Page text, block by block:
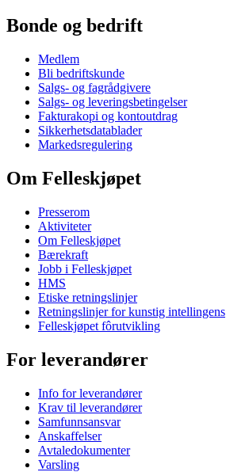
Bonde og bedrift
Medlem
Bli bedriftskunde
Salgs- og fagrådgivere
Salgs- og leveringsbetingelser
Fakturakopi og kontoutdrag
Sikkerhetsdatablader
Markedsregulering
Om Felleskjøpet
Presserom
Aktiviteter
Om Felleskjøpet
Bærekraft
Jobb i Felleskjøpet
HMS
Etiske retningslinjer
Retningslinjer for kunstig intellingens
Felleskjøpet fôrutvikling
For leverandører
Info for leverandører
Krav til leverandører
Samfunnsansvar
Anskaffelser
Avtaledokumenter
Varsling